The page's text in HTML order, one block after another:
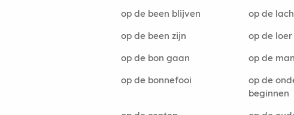
op de been blijven op de
op de been zijn
op de
op de bon gaan
op de
op de bonnefooi
op de
beginnen